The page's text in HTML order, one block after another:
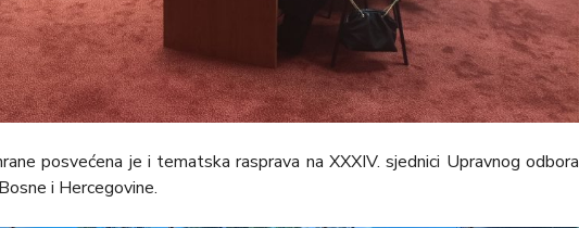
posvećena je i tematska rasprava na XXXIV. sjednici Upravnog odbora
i Hercegovine.